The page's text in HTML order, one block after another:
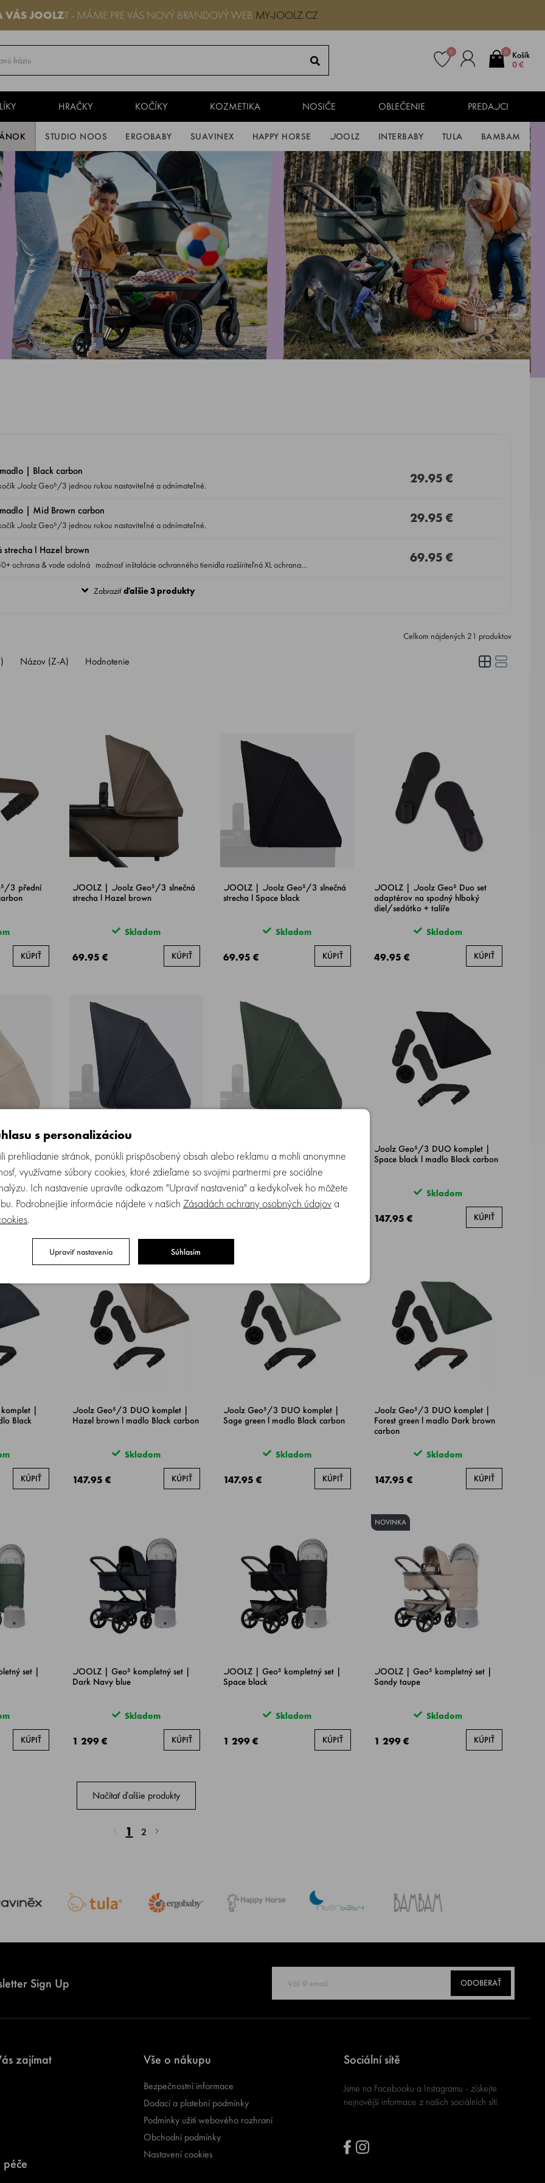
VÁSJOOLZ? - MÁME PRE VÁS NOVÝ BRANDOVÝ WEB MY-JOOLZ.CZ
0
Košík
0 €
0
HRAČKY KOČÍKY KOZMETIKA NOSIČE OBLEČENIE PREDAJCI
STUDIO NOOS ERGOBABY SUAVINEX HAPPY HORSE JOOLZ INTERBABY TULA BAMBAM
| Black carbon 29.95 €
| Mid Brown carbon 29.95 €
l Hazel brown 69.95 €
Zobraziťďalšie 3 produkty
Celkom nájdených 21 produktov
Názov (Z-A) Hodnotenie
3 přední
KÚPIŤ
JOOLZ | Joolz Geo⁵/3 slnečná
strecha l Hazel brown
Skladom
69.95 € KÚPIŤ
JOOLZ | Joolz Geo⁵/3 slnečná
strecha l Space black
Skladom
69.95 € KÚPIŤ
JOOLZ | Joolz Geo⁵ Duo set
adaptérov na spodný hlboký
diel/sedátko + talíře
Skladom
49.95 € KÚPIŤ
KÚPIŤ
Dark Navy blue
Skladom
strecha l Forest green
Skladom
Joolz Geo⁵/3 DUO komplet |
Space black l madlo Black carbon
Skladom
147.95 € KÚPIŤ
|
Black
KÚPIŤ
Joolz Geo⁵/3 DUO komplet |
Hazel brown l madlo Black carbon
Skladom
147.95 € KÚPIŤ
Joolz Geo⁵/3 DUO komplet |
Sage green l madlo Black carbon
Skladom
147.95 € KÚPIŤ
Joolz Geo⁵/3 DUO komplet |
Forest green l madlo Dark brown
carbon
Skladom
147.95 € KÚPIŤ
set |
KÚPIŤ
JOOLZ | Geo⁵ kompletný set |
Dark Navy blue
Skladom
1 299 € KÚPIŤ
JOOLZ | Geo⁵ kompletný set |
Space black
Skladom
1 299 € KÚPIŤ
NOVINKA
JOOLZ | Geo⁵ kompletný set |
Sandy taupe
Skladom
1 299 € KÚPIŤ
Načítať ďalšie produkty
1 2
Sign Up ODOBERAŤ
zajímat Vše o nákupu
Bezpečnostní informace
Dodací a platební podmínky
Podmínky užití webového rozhraní
Obchodní podmínky
Nastavení cookies
Sociální sítě
Jsme na Facebooku a Instagramu - získejte
nejnovější informace z našich sociálních sítí.
s personalizáciou
prehliadanie stránok, ponúkli prispôsobený obsah alebo reklamu a mohli anonymne
využívame súbory cookies, ktoré zdieľame so svojimi partnermi pre sociálne
Ich nastavenie upravíte odkazom "Upraviť nastavenia" a kedykoľvek ho môžete
Podrobnejšie informácie nájdete v našich Zásadách ochrany osobných údajova
.
Upraviť nastavenia Súhlasím